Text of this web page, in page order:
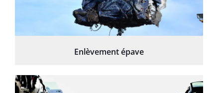
Enlèvement épave